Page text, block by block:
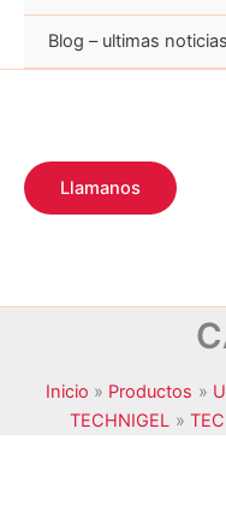
Blog – ultimas noticias
Llamanos
Inicio Productos
TECHNIGEL